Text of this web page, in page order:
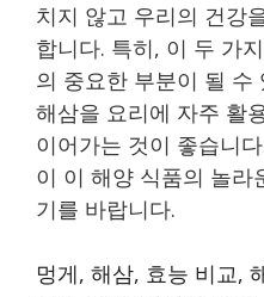
치지 않고 우리의 건강
합니다. 특히, 이 두 가
의 중요한 부분이 될 수
해삼을 요리에 자주 활
이어가는 것이 좋습니
이 이 해양 식품의 놀라
기를 바랍니다.
멍게, 해삼, 효능 비교,